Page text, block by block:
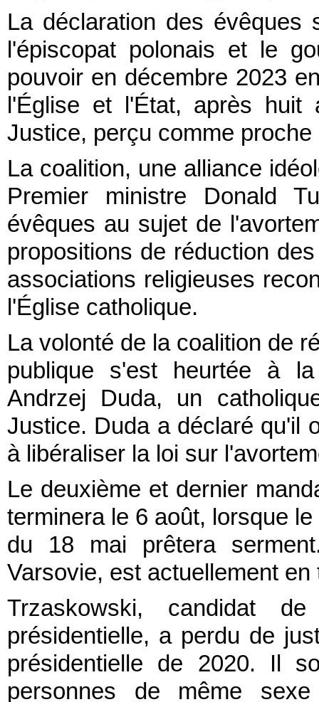
La déclaration des évêques
l'épiscopat polonais et le
pouvoir en décembre 2023
l'Église et l'État, après
Justice, perçu comme proche
La coalition, une alliance
Premier ministre Donald
évêques au sujet de
propositions de réduction
associations religieuses
l'Église catholique.
La volonté de la coalition de
publique s'est heurtée à
Andrzej Duda, un
Justice. Duda a déclaré qu'il
à libéraliser la loi sur
Le deuxième et dernier
terminera le 6 août, lorsque
du 18 mai prêtera
Varsovie, est actuellement
Trzaskowski, candidat
présidentielle, a perdu de
présidentielle de 2020. Il
personnes de même